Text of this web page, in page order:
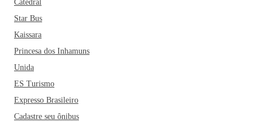
aqueles que buscam um lugar tranquilo e sossegado para as
férias com a família.
Catedral
Star Bus
Kaissara
Princesa dos Inhamuns
Unida
ES Turismo
Expresso Brasileiro
Cadastre seu ônibus